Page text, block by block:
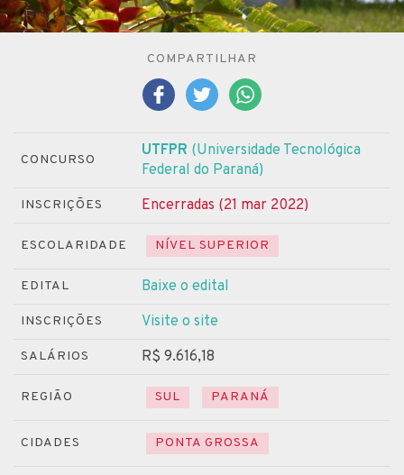
COMPARTILHAR
CONCURSO
UTFPR (Universidade Tecnológica
Federal do Paraná)
INSCRIÇÕES Encerradas (21 mar 2022)
ESCOLARIDADE NÍVEL SUPERIOR
EDITAL Baixe o edital
INSCRIÇÕES Visite o site
SALÁRIOS R$ 9.616,18
REGIÃO SUL PARANÁ
CIDADES PONTA GROSSA